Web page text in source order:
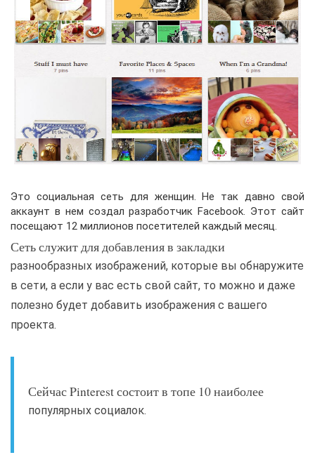
Это социальная сеть для женщин. Не так давно свой
аккаунт в нем создал разработчик Facebook. Этот сайт
посещают 12 миллионов посетителей каждый месяц.
Сеть служит для добавления в закладки
разнообразных изображений, которые вы обнаружите
в сети, а если у вас есть свой сайт, то можно и даже
полезно будет добавить изображения с вашего
проекта.
Сейчас Pinterest состоит в топе 10 наиболее
популярных социалок.